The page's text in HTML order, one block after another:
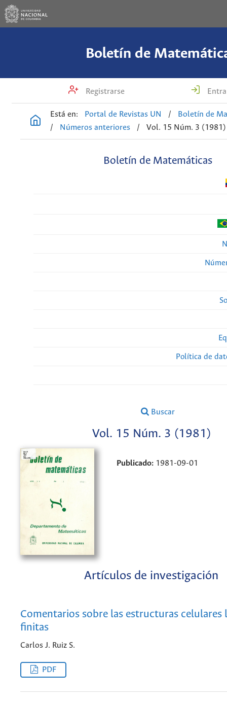
Boletín de
Registrarse
Está en: Portal de Revistas UN /
Boletín de
/
Números anteriores / Vol. 15 Núm. 3 (1981)
Boletín de Matemáticas
Política de
Buscar
Vol. 15 Núm. 3 (1981)
Publicado: 1981-09-01
Artículos de investigación
Comentarios sobre las estructuras celulares
finitas
Carlos J. Ruiz S.
PDF